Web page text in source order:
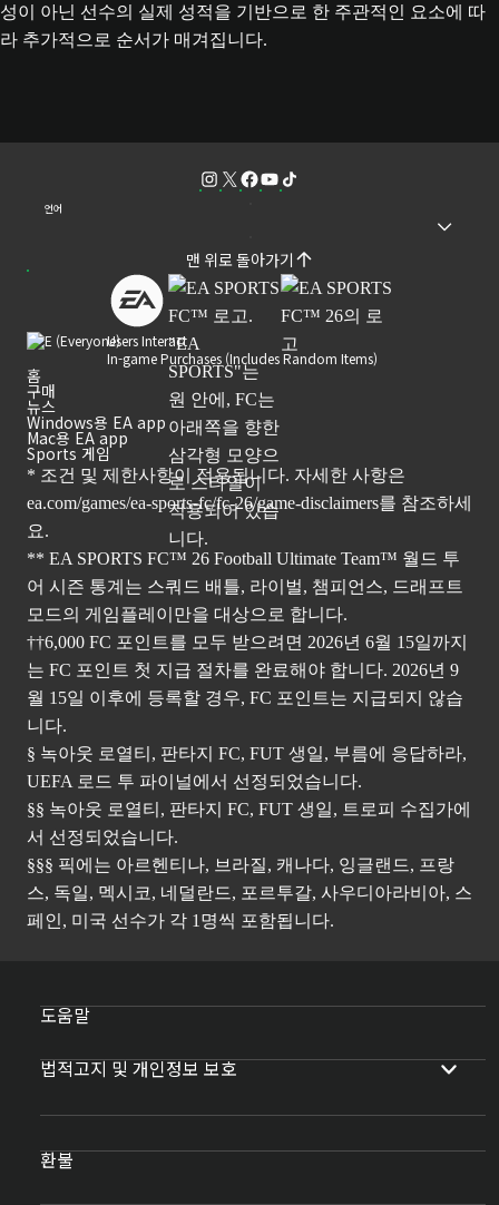
성이 아닌 선수의 실제 성적을 기반으로 한 주관적인 요소에 따
라 추가적으로 순서가 매겨집니다.
언어
맨 위로 돌아가기
Users Interact
In-game Purchases (Includes Random Items)
홈
구매
뉴스
Windows용 EA app
Mac용 EA app
Sports 게임
* 조건 및 제한사항이 적용됩니다. 자세한 사항은
ea.com/games/ea-sports-fc/fc-26/game-disclaimers를 참조하세
요.
** EA SPORTS FC™ 26 Football Ultimate Team™ 월드 투
어 시즌 통계는 스쿼드 배틀, 라이벌, 챔피언스, 드래프트
모드의 게임플레이만을 대상으로 합니다.
††6,000 FC 포인트를 모두 받으려면 2026년 6월 15일까지
는 FC 포인트 첫 지급 절차를 완료해야 합니다. 2026년 9
월 15일 이후에 등록할 경우, FC 포인트는 지급되지 않습
니다.
§ 녹아웃 로열티, 판타지 FC, FUT 생일, 부름에 응답하라,
UEFA 로드 투 파이널에서 선정되었습니다.
§§ 녹아웃 로열티, 판타지 FC, FUT 생일, 트로피 수집가에
서 선정되었습니다.
§§§ 픽에는 아르헨티나, 브라질, 캐나다, 잉글랜드, 프랑
스, 독일, 멕시코, 네덜란드, 포르투갈, 사우디아라비아, 스
페인, 미국 선수가 각 1명씩 포함됩니다.
도움말
법적고지 및 개인정보 보호
환불